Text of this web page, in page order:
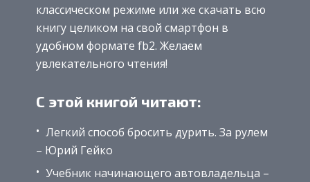
классическом режиме или же скачать всю
книгу целиком на свой смартфон в
удобном формате fb2. Желаем
увлекательного чтения!
С этой книгой читают:
Легкий способ бросить дурить. За рулем
– Юрий Гейко
Учебник начинающего автовладельца –